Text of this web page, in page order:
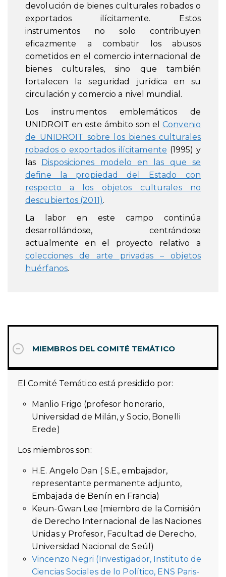
devolución de bienes culturales robados o
exportados ilícitamente. Estos
instrumentos no solo contribuyen
eficazmente a combatir los abusos
cometidos en el comercio internacional de
bienes culturales, sino que también
fortalecen la seguridad jurídica en su
circulación y comercio a nivel mundial.
Los instrumentos emblemáticos de
UNIDROIT en este ámbito son elConvenio
de UNIDROIT sobre los bienes culturales
robados o exportados ilícitamente (1995) y
las Disposiciones modelo en las que se
define la propiedad del Estado con
respecto a los objetos culturales no
descubiertos (2011).
La labor en este campo continúa
desarrollándose, centrándose
actualmente en el proyecto relativo a
colecciones de arte privadas – objetos
huérfanos.
MIEMBROS DEL COMITÉ TEMÁTICO
El Comité Temático está presidido por:
Manlio Frigo (profesor honorario,
Universidad de Milán, y Socio, Bonelli
Erede)
Los miembros son:
H.E. Angelo Dan ( S.E., embajador,
representante permanente adjunto,
Embajada de Benín en Francia)
Keun-Gwan Lee (miembro de la Comisión
de Derecho Internacional de las Naciones
Unidas y Profesor, Facultad de Derecho,
Universidad Nacional de Seúl)
Vincenzo Negri (Investigador, Instituto de
Ciencias Sociales de lo Político, ENS Paris-